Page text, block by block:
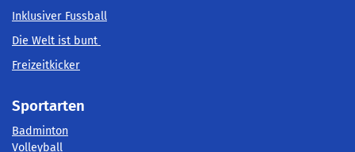
Inklusiver Fussball
Die Welt ist bunt
Freizeitkicker
Sportarten
Badminton
Volleyball